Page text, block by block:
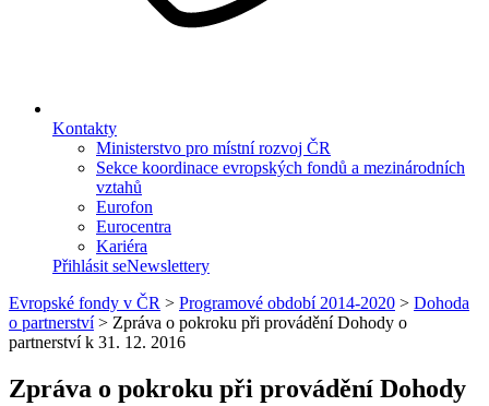
Kontakty
Ministerstvo pro místní rozvoj ČR
Sekce koordinace evropských fondů a mezinárodních
vztahů
Eurofon
Eurocentra
Kariéra
Přihlásit seNewslettery
Evropské fondy v ČR > Programové období 2014-2020 > Dohoda
o partnerství> Zpráva o pokroku při provádění Dohody o
partnerství k 31. 12. 2016
Zpráva o pokroku při provádění Dohody